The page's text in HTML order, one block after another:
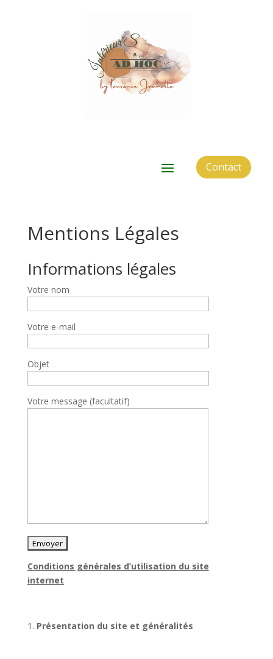
Contact
Mentions Légales
Informations légales
Votre nom
Votre e-mail
Objet
Votre message (facultatif)
Conditions générales d’utilisation du site
internet
Présentation du site et généralités